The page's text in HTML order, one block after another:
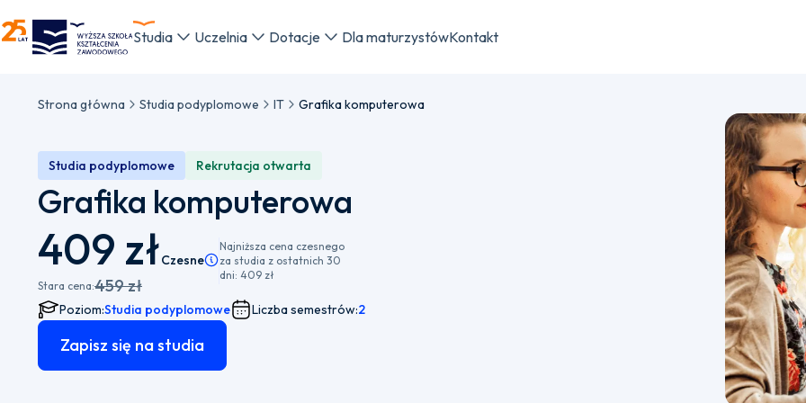
WSKZ - strona główna
Studia Uczelnia Dotacje Dla maturzystówKontakt
Strona główna Studia podyplomowe IT Grafika komputerowa
Studia podyplomowe Rekrutacja otwarta
Grafika komputerowa
409 złCzesnePamiętaj, że istnieje możliwość wyboru płatności semestralnej bądź jednorazowej.
Stara cena:459 zł
Najniższa cena czesnego
za studia z ostatnich 30
dni: 409 zł
Poziom:Studia podyplomowe Liczba semestrów:2
Zapisz się na studia